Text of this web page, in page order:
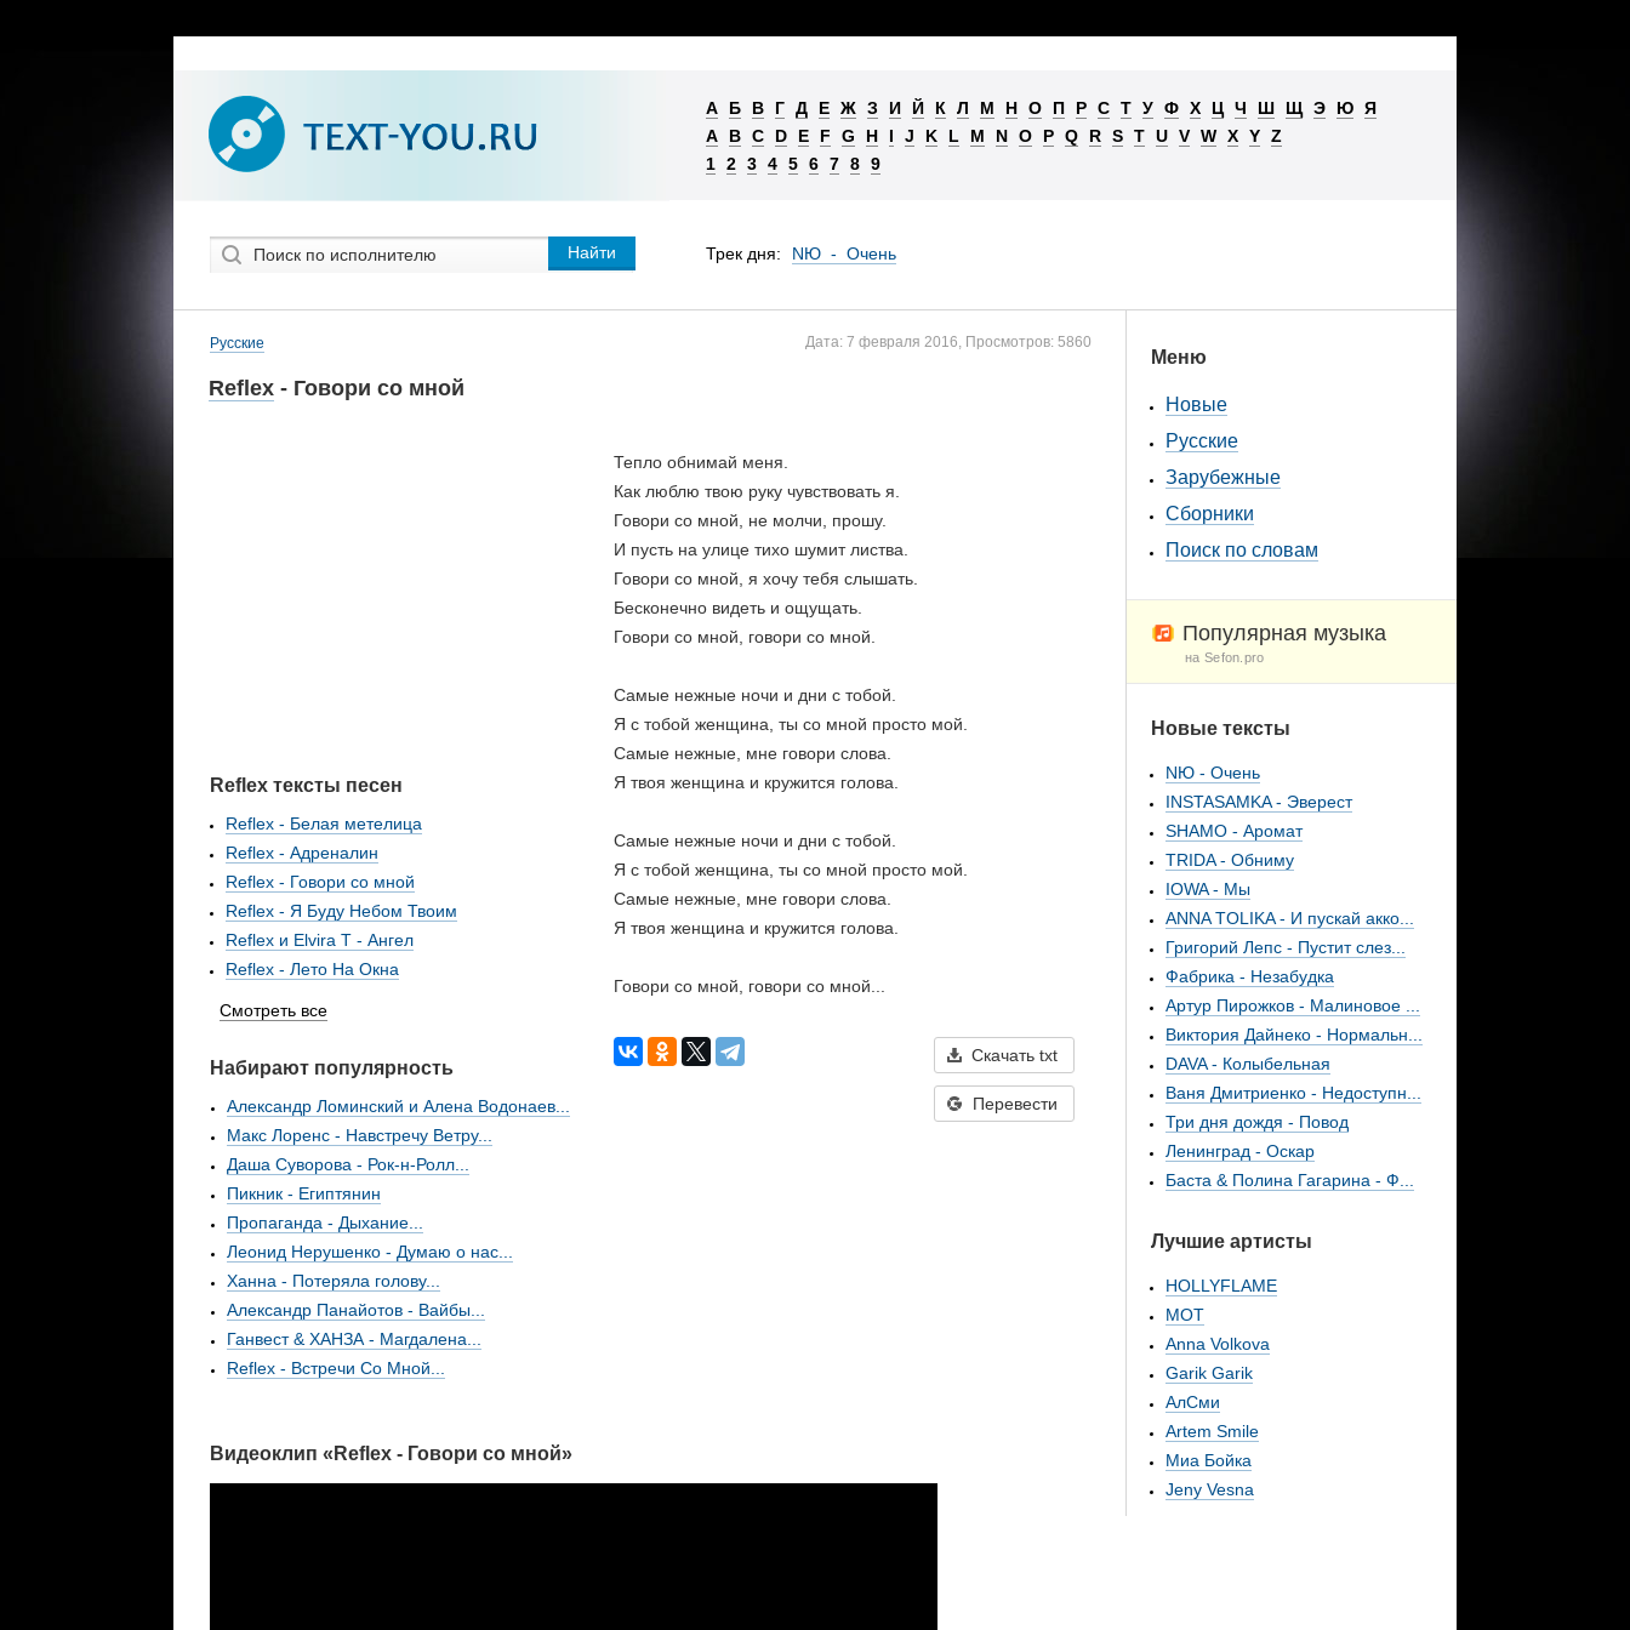
А Б В Г Д Е Ж З И Й К Л М Н О П Р С Т У Ф Х Ц Ч Ш Щ Э Ю Я
A
B C D E F G H I J K L M N O P Q R S T U V W X Y Z
1 2 3 4 5 6 7 8 9
Трек дня: NЮ - Очень
Русские Дата: 7 февраля 2016, Просмотров: 5860
Reflex - Говори со мной
Тепло обнимай меня.
Как люблю твою руку чувствовать я.
Говори со мной, не молчи, прошу.
И пусть на улице тихо шумит листва.
Говори со мной, я хочу тебя слышать.
Бесконечно видеть и ощущать.
Говори со мной, говори со мной.
Самые нежные ночи и дни с тобой.
Я с тобой женщина, ты со мной просто мой.
Самые нежные, мне говори слова.
Я твоя женщина и кружится голова.
Самые нежные ночи и дни с тобой.
Я с тобой женщина, ты со мной просто мой.
Самые нежные, мне говори слова.
Я твоя женщина и кружится голова.
Говори со мной, говори со мной...
Скачать txt
Перевести
Reflex тексты песен
Reflex - Белая метелица
Reflex - Адреналин
Reflex - Говори со мной
Reflex - Я Буду Небом Твоим
Reflex и Elvira T - Ангел
Reflex - Лето На Окна
Смотреть все
Набирают популярность
Александр Ломинский и Алена Водонаев...
Макс Лоренс - Навстречу Ветру...
Даша Суворова - Рок-н-Ролл...
Пикник - Египтянин
Пропаганда - Дыхание...
Леонид Нерушенко - Думаю о нас...
Ханна - Потеряла голову...
Александр Панайотов - Вайбы...
Ганвест & ХАНЗА - Магдалена...
Reflex - Встречи Со Мной...
Видеоклип «Reflex - Говори со мной»
Меню
Новые
Русские
Зарубежные
Сборники
Поиск по словам
Популярная музыка
на Sefon.pro
Новые тексты
NЮ - Очень
INSTASAMKA - Эверест
SHAMO - Аромат
TRIDA - Обниму
IOWA - Мы
ANNA TOLIKA - И пускай акко...
Григорий Лепс - Пустит слез...
Фабрика - Незабудка
Артур Пирожков - Малиновое ...
Виктория Дайнеко - Нормальн...
DAVA - Колыбельная
Ваня Дмитриенко - Недоступн...
Три дня дождя - Повод
Ленинград - Оскар
Баста & Полина Гагарина - Ф...
Лучшие артисты
HOLLYFLAME
МОТ
Anna Volkova
Garik Garik
АлСми
Artem Smile
Миа Бойка
Jeny Vesna